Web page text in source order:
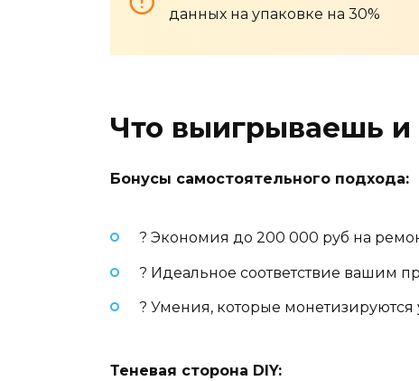
данных на упаковке на 30%
Что выигрываешь и
Бонусы самостоятельного подхода:
? Экономия до 200 000 руб на
? Идеальное соответствие вашим
? Умения, которые
Теневая сторона DIY: